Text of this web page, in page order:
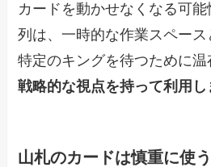
カードを動かせなくなる可
列は、一時的な作業スペース
特定のキングを待つために温
戦略的な視点を持って利用し
山札のカードは慎重に使う